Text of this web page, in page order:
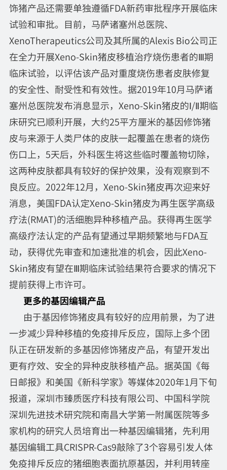
饰猪产品还需要单独遵循FDA新药审批程序开展临床
试验和审批。目前，马萨诸塞州总医院、
XenoTherapeutics公司及其所属的Alexis Bio公司正
在全力开展Xeno-Skin猪皮移植治疗烧伤患者的Ⅲ期
临床试验，以评估该产品对重度烧伤患者皮肤修复
的安全性、耐受性和有效性。据2019年10月马萨诸
塞州总医院发布消息显示，Xeno-Skin猪皮的Ⅰ/Ⅱ期临
床研究已顺利开展，大约25平方厘米的基因修饰猪
皮与来源于人类尸体的皮肤一起覆盖在患者的烧伤
伤口上，5天后，外科医生将这些临时覆盖物切除，
这两种皮肤都具有较好的保护效果，没有观察到不
良反应。2022年12月，Xeno-Skin猪皮再次迎来好
消息，美国FDA认定Xeno-Skin猪皮为再生医学高级
疗法(RMAT)的活细胞异种移植产品。获得再生医学
高级疗法认定的产品有望通过早期频繁地与FDA互
动，获得优先审查和加速批准的机会，因此Xeno-
Skin猪皮有望在Ⅲ期临床试验结果符合要求的情况下
提前获得上市许可。
更多的基因编辑产品
由于基因修饰猪皮具有较好的应用前景，为了进
一步减少异种移植的免疫排斥反应，国际上多个团
队正在研发新的多基因修饰猪皮产品，有望开发出
更有疗效、安全的异种皮肤移植产品。据英国《每
日邮报》和美国《新科学家》等媒体2020年1月下旬
报道，深圳市臻质医疗科技有限公司、中国科学院
深圳先进技术研究院和南昌大学第一附属医院等多
家机构的研究人员培育出一种基因编辑猪，先利用
基因编辑工具CRISPR-Cas9敲除了3个容易引发人体
免疫排斥反应的猪细胞表面抗原基因，并利用转座